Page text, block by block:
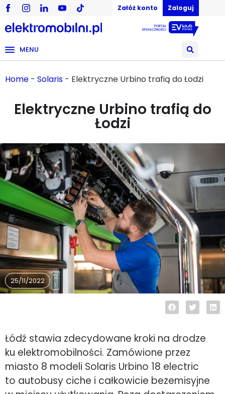
Załóż konto Zaloguj
MENU
Home - Solaris - Elektryczne Urbino trafią do Łodzi
Elektryczne Urbino trafią do
Łodzi
25/11/2022
Łódź stawia zdecydowane kroki na drodze
ku elektromobilności. Zamówione przez
miasto 8 modeli Solaris Urbino 18 electric
to autobusy ciche i całkowicie bezemisyjne